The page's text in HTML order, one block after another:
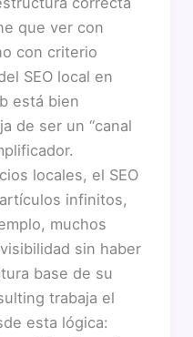
que ver con
con criterio
SEO local en
está bien
de ser un “canal
locales, el SEO
infinitos,
muchos
sin haber
base de su
trabaja el
esta lógica: